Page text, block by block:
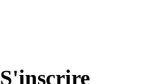
S'inscrire